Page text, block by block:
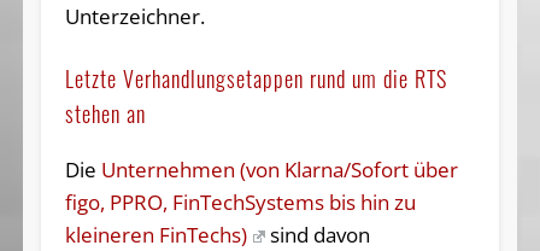
Unterzeichner.
Letzte Verhandlungsetappen rund um die RTS
stehen an
Die Unternehmen (von Klarna/Sofort über
figo, PPRO, FinTechSystems bis hin zu
kleineren FinTechs)
sind davon